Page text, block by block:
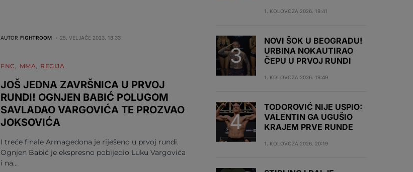
AUTOR FIGHTROOM 25. VELJAČE 2023. 18:33
FNC MMA REGIJA
JOŠ JEDNA ZAVRŠNICA U PRVOJ
RUNDI! OGNJEN BABIĆ POLUGOM
SAVLADAO VARGOVIĆA TE PROZVAO
JOKSOVIĆA
I treće finale Armagedona je riješeno u prvoj rundi.
Ognjen Babić je ekspresno pobijedio Luku Vargovića
i na…
1. KOLOVOZA 2026. 19:41
NOVI ŠOK U BEOGRADU!
URBINA NOKAUTIRAO
ČEPU U PRVOJ RUNDI
1. KOLOVOZA 2026. 19:49
TODOROVIĆ NIJE USPIO:
VALENTIN GA UGUŠIO
KRAJEM PRVE RUNDE
1. KOLOVOZA 2026. 20:19